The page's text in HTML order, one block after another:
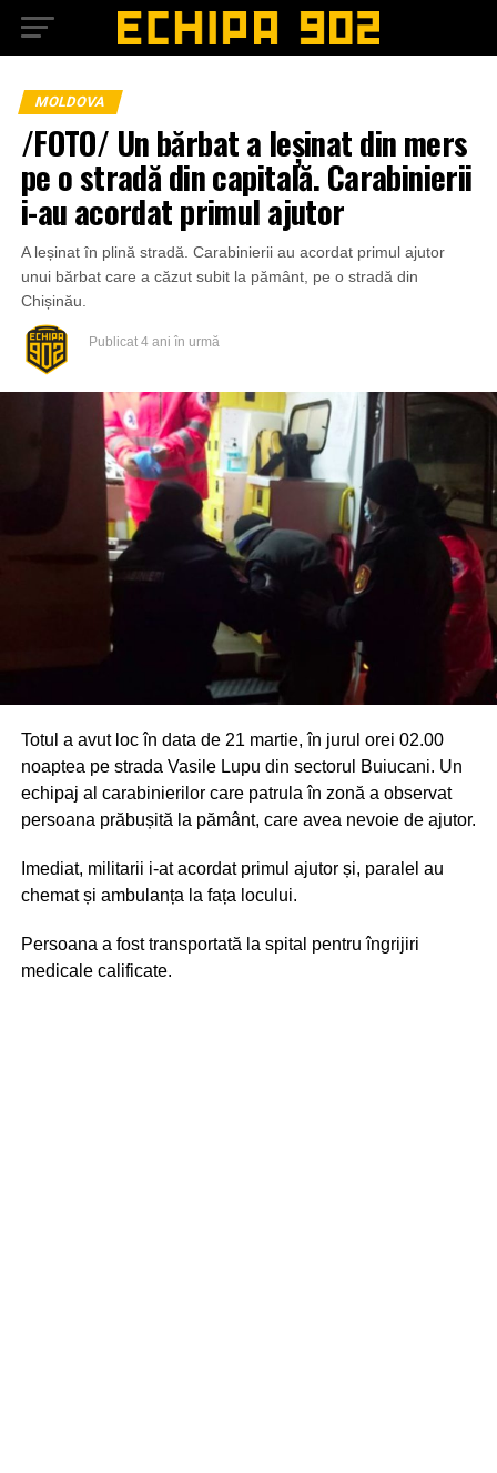
MOLDOVA
/FOTO/ Un bărbat a leșinat din mers
pe o stradă din capitală. Carabinierii
i-au acordat primul ajutor
A leșinat în plină stradă. Carabinierii au acordat primul ajutor
unui bărbat care a căzut subit la pământ, pe o stradă din
Chișinău.
Publicat 4 ani în urmă
Totul a avut loc în data de 21 martie, în jurul orei 02.00
noaptea pe strada Vasile Lupu din sectorul Buiucani. Un
echipaj al carabinierilor care patrula în zonă a observat
persoana prăbușită la pământ, care avea nevoie de ajutor.
Imediat, militarii i-at acordat primul ajutor și, paralel au
chemat și ambulanța la fața locului.
Persoana a fost transportată la spital pentru îngrijiri
medicale calificate.